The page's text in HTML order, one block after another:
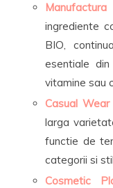
ingrediente
BIO,
esentiale
vitamine sau
Casual Wear
larga
functie de
categorii si
Cosmetic